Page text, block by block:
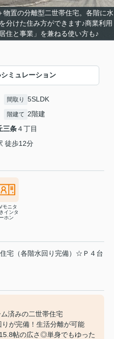
物置の分離型二世帯住宅。各階に水
分けた住み方ができます♪商業利用
住と事業」を兼ねる使い方も♪
ミュレーション
間取り 5SLDK
階建て 2階建
三条４丁目
徒歩12分
モニタ
インタ
ーホン
宅（各階水回り完備）☆Ｐ４台
済みの二世帯住宅
が完備！生活分離が可能
帖の広さ◎単身でもゆった